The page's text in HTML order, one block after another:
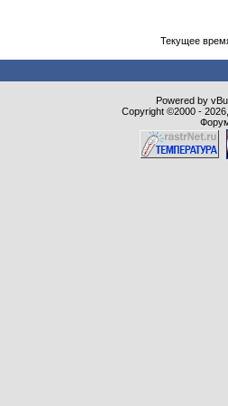
Текущее
Powered by
Copyright ©2000 -